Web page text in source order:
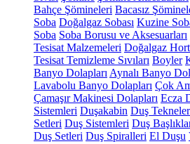
Bahçe Şömineleri Bacasız
Soba Doğalgaz Sobası Kuzine
Soba Soba Borusu ve Aksesuarları
Tesisat Malzemeleri Doğalgaz
Tesisat Temizleme Sıvıları Boyler
Banyo Dolapları Aynalı Banyo
Lavabolu Banyo Dolapları Çok
Çamaşır Makinesi Dolapları Ecza
Sistemleri Duşakabin Duş
Setleri Duş Sistemleri Duş
Duş Setleri Duş Spiralleri El Duşu